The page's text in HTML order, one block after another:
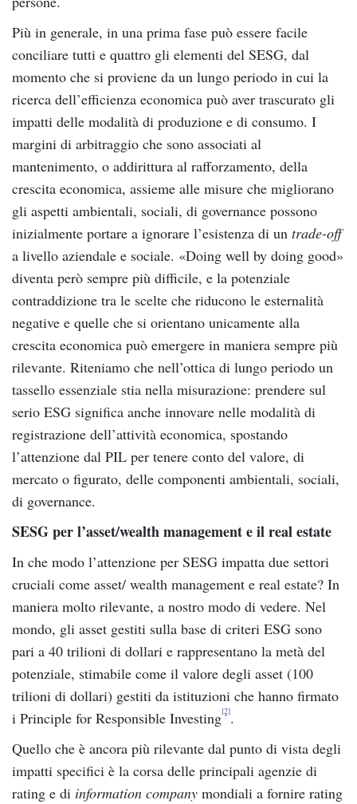
Più in generale, in una prima fase può essere facile
conciliare tutti e quattro gli elementi del SESG, dal
momento che si proviene da un lungo periodo in cui la
ricerca dell’efficienza economica può aver trascurato gli
impatti delle modalità di produzione e di consumo. I
margini di arbitraggio che sono associati al
mantenimento, o addirittura al rafforzamento, della
crescita economica, assieme alle misure che migliorano
gli aspetti ambientali, sociali, di governance possono
inizialmente portare a ignorare l’esistenza di un trade-off
a livello aziendale e sociale. «Doing well by doing good»
diventa però sempre più difficile, e la potenziale
contraddizione tra le scelte che riducono le esternalità
negative e quelle che si orientano unicamente alla
crescita economica può emergere in maniera sempre più
rilevante. Riteniamo che nell’ottica di lungo periodo un
tassello essenziale stia nella misurazione: prendere sul
serio ESG significa anche innovare nelle modalità di
registrazione dell’attività economica, spostando
l’attenzione dal PIL per tenere conto del valore, di
mercato o figurato, delle componenti ambientali, sociali,
di governance.
SESG per l’asset/wealth management e il real estate
In che modo l’attenzione per SESG impatta due settori
cruciali come asset/ wealth management e real estate? In
maniera molto rilevante, a nostro modo di vedere. Nel
mondo, gli asset gestiti sulla base di criteri ESG sono
pari a 40 trilioni di dollari e rappresentano la metà del
potenziale, stimabile come il valore degli asset (100
trilioni di dollari) gestiti da istituzioni che hanno firmato
i Principle for Responsible Investing[2].
Quello che è ancora più rilevante dal punto di vista degli
impatti specifici è la corsa delle principali agenzie di
rating e di information company mondiali a fornire rating